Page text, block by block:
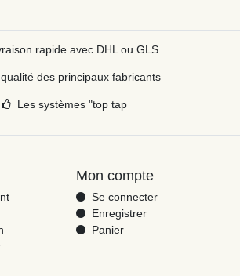
rapide avec DHL ou GLS
des principaux fabricants
Les systèmes "top tap
Mon compte
Se connecter
Enregistrer
Panier